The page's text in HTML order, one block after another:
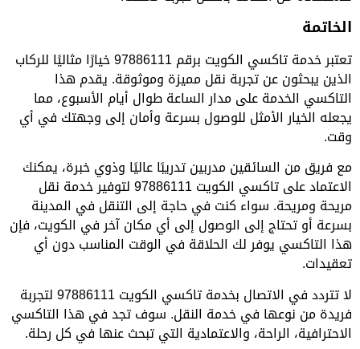
الخاتمة
تعتبر خدمة تاكسي الكويت برقم 97886111 خيارًا مثاليًا للركاب
الذين يبحثون عن تجربة نقل مميزة وموثوقة. يقدم هذا
التاكسي الخدمة على مدار الساعة طوال أيام الأسبوع، مما
يجعله الخيار الأمثل للوصول بسرعة وأمان إلى وجهتك في أي
وقت.
مع فريق من السائقين مدربين تدريبًا عاليًا وذوي خبرة، يمكنك
الاعتماد على تاكسي الكويت 97886111 لتوفير خدمة نقل
مريحة ومريحة. سواء كنت في حاجة إلى التنقل في المدينة
بسرعة أو تحتاج إلى الوصول إلى أي مكان آخر في الكويت، فإن
هذا التاكسي يوفر لك الحلاقة في الوقت المناسب دون أي
تعقيدات.
لا تتردد في الاتصال بخدمة تاكسي الكويت 97886111 لتجربة
فريدة من نوعها في خدمة النقل. سوف تجد في هذا التاكسي
الاحترافية، الراحة، والاعتمادية التي تبحث عنها في كل رحلة.